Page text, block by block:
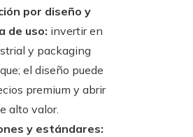
por diseño y
de uso: invertir en
y packaging
el diseño puede
premium y abrir
alto valor.
y estándares: